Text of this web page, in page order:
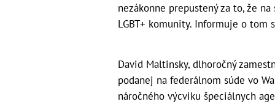
nezákonne prepustený za to, že
LGBT+ komunity. Informuje o tom
David Maltinsky, dlhoročný
podanej na federálnom súde vo
náročného výcviku špeciálnych